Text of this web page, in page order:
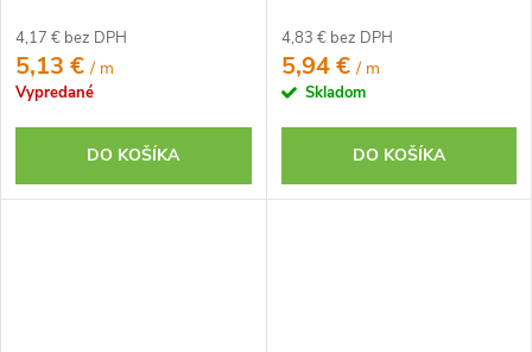
4,17 € bez DPH
5,13 €/ m
Vypredané
DO KOŠÍKA
4,83 € bez DPH
5,94 €/ m
Skladom
DO KOŠÍKA